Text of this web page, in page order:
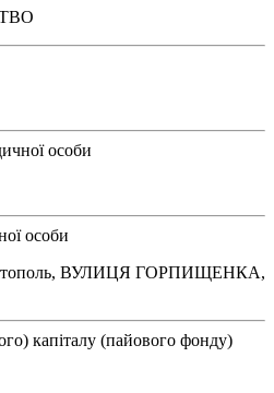
особи
особи
ВУЛИЦЯ ГОРПИЩЕНКА,
капіталу (пайового фонду)